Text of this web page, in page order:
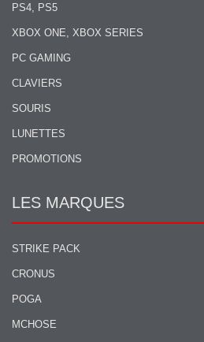
PS4, PS5
XBOX ONE, XBOX SERIES
PC GAMING
CLAVIERS
SOURIS
LUNETTES
PROMOTIONS
LES MARQUES
STRIKE PACK
CRONUS
POGA
MCHOSE